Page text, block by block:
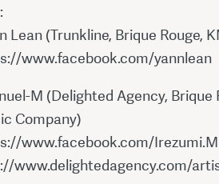
Lean (Trunkline, Brique Rouge,
www.facebook.com/yannlean
M (Delighted Agency, Brique
Company)
www.facebook.com/
www.delightedagency.com/